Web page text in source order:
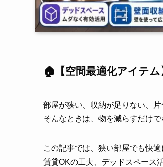
🏠【空間最適化アイテ
部屋が狭い、収納が足りない、
そんなときは、物を減らすだけで
この記事では、狭い部屋でも快適
賃貸OKの工夫、デッドスペース